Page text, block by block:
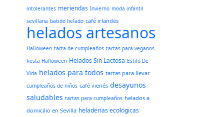
intolerantes meriendas Invierno moda infantil
sevillana batido helado café irlandés
helados artesanos
Halloween tarta de cumpleaños tartas para veganos
fiesta Halloween Helados Sin Lactosa Estilo De
Vida helados para todos tartas para llevar
cumpleaños de niños café vienés desayunos
saludables tartas para cumpleaños helados a
domicilio en Sevilla heladerías ecológicas